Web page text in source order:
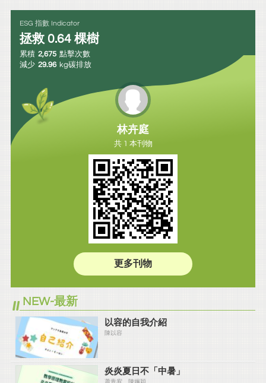
ESG 指數 Indicator
拯救 0.64 棵樹
累積 2,675 點擊次數
減少 29.96 kg碳排放
林卉庭
共 1 本刊物
更多刊物
NEW-最新
以容的自我介紹
陳以容
炎炎夏⽇不「中暑」